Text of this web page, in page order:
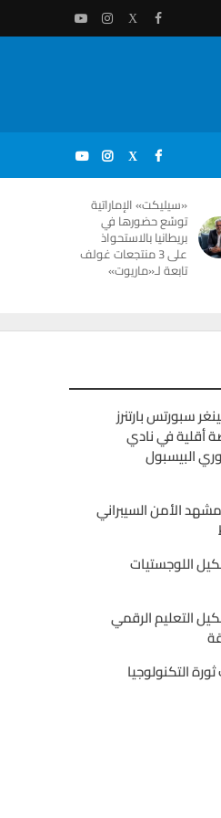
«سيليكت» الإماراتية
توسّع حضورها في
بريطانيا بالاستحواذ
على 3 منتجعات غولف
تابعة لـ«ماريوت»
سبورتس بارتنرز
أقلية في نادي
البيسبول
الأمن السيبراني
اللوجستيات
التعليم الرقمي
التكنولوجيا